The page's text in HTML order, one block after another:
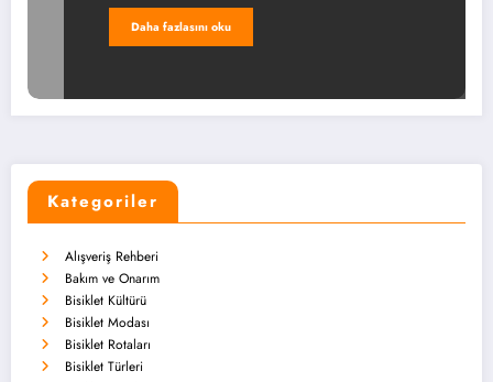
Daha fazlasını oku
Kategoriler
Alışveriş Rehberi
Bakım ve Onarım
Bisiklet Kültürü
Bisiklet Modası
Bisiklet Rotaları
Bisiklet Türleri